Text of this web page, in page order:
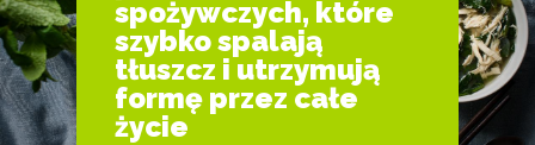
spożywczych, które
szybko spalają
tłuszcz i utrzymują
formę przez całe
życie